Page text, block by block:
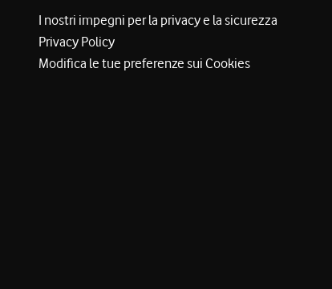
I nostri impegni per la privacy e la sicurezza
Privacy Policy
Modifica le tue preferenze sui Cookies